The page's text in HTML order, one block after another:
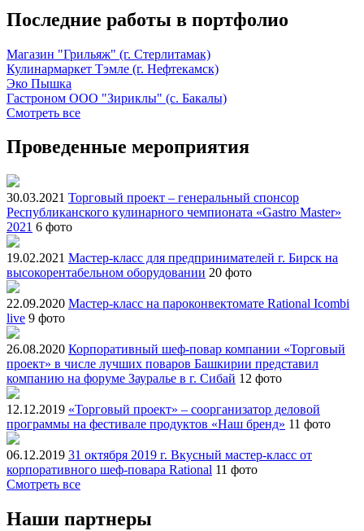
Последние работы в портфолио
Магазин "Грильяж" (г. Стерлитамак)
Кулинармаркет Тэмле (г. Нефтекамск)
Эко Пышка
Гастроном ООО "Зириклы" (с. Бакалы)
Смотреть все
Проведенные мероприятия
30.03.2021 Торговый проект – генеральный спонсор
Республиканского кулинарного чемпионата «Gastro Master»
2021 6 фото
19.02.2021 Мастер-класс для предпринимателей г. Бирск на
высокорентабельном оборудовании 20 фото
22.09.2020 Мастер-класс на пароконвектомате Rational Icombi
live 9 фото
26.08.2020 Корпоративный шеф-повар компании «Торговый
проект» в числе лучших поваров Башкирии представил
компанию на форуме Зауралье в г. Сибай 12 фото
12.12.2019 «Торговый проект» – соорганизатор деловой
программы на фестивале продуктов «Наш бренд» 11 фото
06.12.2019 31 октября 2019 г. Вкусный мастер-класс от
корпоративного шеф-повара Rational 11 фото
Смотреть все
Наши партнеры